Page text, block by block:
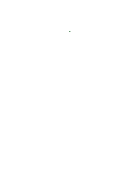
Unsere Märkte